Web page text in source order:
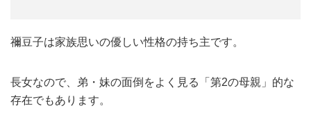
禰豆子は家族思いの優しい性格の持ち主です。
長女なので、弟・妹の面倒をよく見る「第2の母親」的な
存在でもあります。